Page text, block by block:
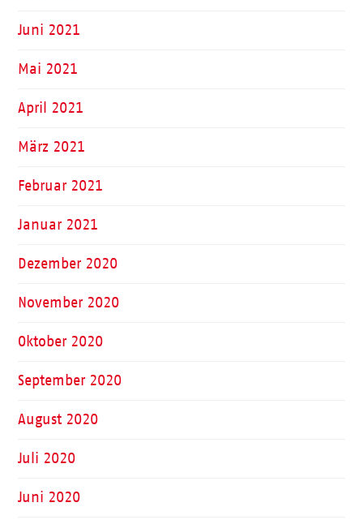
Juni 2021
Mai 2021
April 2021
März 2021
Februar 2021
Januar 2021
Dezember 2020
November 2020
Oktober 2020
September 2020
August 2020
Juli 2020
Juni 2020